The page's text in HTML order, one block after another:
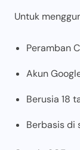
Untuk
Peramban
Akun
Berusia 18
Berbasis di